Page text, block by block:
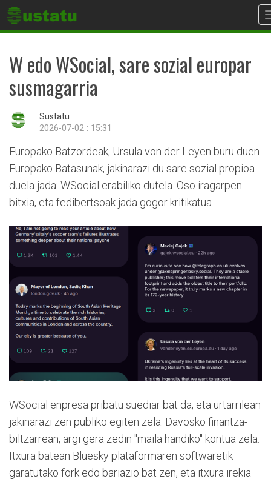
W edo WSocial, sare sozial europar
susmagarria
Sustatu
2026-07-02 : 15:31
Europako Batzordeak, Ursula von der Leyen buru duen
Europako Batasunak, jakinarazi du sare sozial propioa
duela jada: WSocial erabiliko dutela. Oso iragarpen
bitxia, eta fedibertsoak jada gogor kritikatua.
WSocial enpresa pribatu suediar bat da, eta urtarrilean
jakinarazi zen publiko egiten zela: Davosko finantza-
biltzarrean, argi gera zedin "maila handiko" kontua zela.
Itxura batean Bluesky plataformaren softwaretik
garatutako fork edo bariazio bat zen, eta itxura irekia